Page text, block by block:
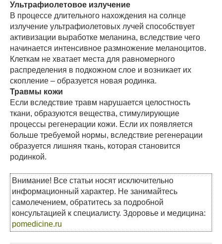
Ультрафиолетовое излучение
В процессе длительного нахождения на солнце
излучение ультрафиолетовых лучей способствует
активизации выработке меланина, вследствие чего
начинается интенсивное размножение меланоцитов.
Клеткам не хватает места для равномерного
распределения в подкожном слое и возникает их
скопление – образуется новая родинка.
Травмы кожи
Если вследствие травм нарушается целостность
ткани, образуются вещества, стимулирующие
процессы регенерации кожи. Если их появляется
больше требуемой нормы, вследствие регенерации
образуется лишняя ткань, которая становится
родинкой.
Внимание! Все статьи носят исключительно
информационный характер. Не занимайтесь
самолечением, обратитесь за подробной
консультацией к специалисту. Здоровье и медицина:
pomedicine.ru